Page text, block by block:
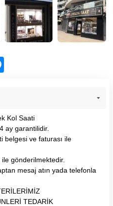
Kol Saati
ay garantilidir.
belgesi ve faturası ile
gönderilmektedir.
mesaj atın yada telefonla
TEDARİK